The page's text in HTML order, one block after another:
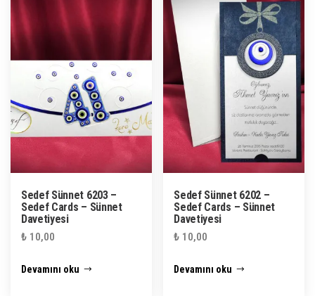
Sedef Sünnet 6203 –
Sedef Cards – Sünnet
Davetiyesi
₺ 10,00
Devamını oku
Sedef Sünnet 6202 –
Sedef Cards – Sünnet
Davetiyesi
₺ 10,00
Devamını oku